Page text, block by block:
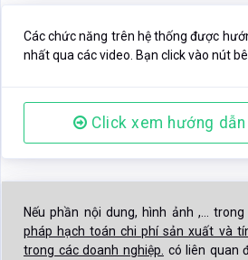
Các chức năng trên hệ thống được
nhất qua các video. Bạn click vào nút
Click xem hướng
Nếu phần nội dung, hình ảnh ,...
pháp hạch toán chi phí sản xuất và
trong các doanh nghiệp. có liên quan